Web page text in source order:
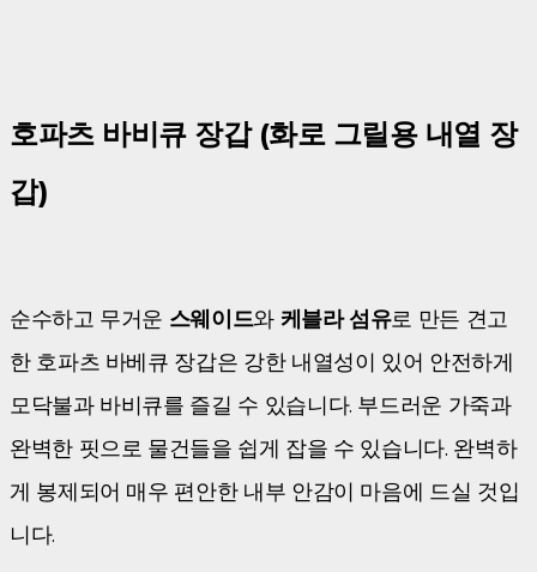
호파츠 바비큐 장갑 (화로 그릴용 내열 장
갑)
순수하고 무거운 스웨이드와 케블라 섬유로 만든 견고
한 호파츠 바베큐 장갑은 강한 내열성이 있어 안전하게
모닥불과 바비큐를 즐길 수 있습니다. 부드러운 가죽과
완벽한 핏으로 물건들을 쉽게 잡을 수 있습니다. 완벽하
게 봉제되어 매우 편안한 내부 안감이 마음에 드실 것입
니다.